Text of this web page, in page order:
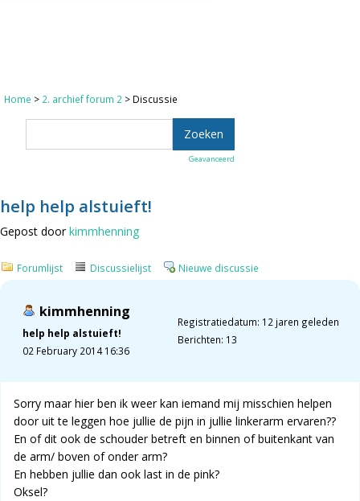
Home > 2. archief forum 2 > Discussie
Geavanceerd
help help alstuieft!
Gepost doorkimmhenning
Forumlijst Discussielijst Nieuwe discussie
kimmhenning
help help alstuieft!
02 February 2014 16:36
Registratiedatum: 12 jaren geleden
Berichten: 13
Sorry maar hier ben ik weer kan iemand mij misschien helpen
door uit te leggen hoe jullie de pijn in jullie linkerarm ervaren??
En of dit ook de schouder betreft en binnen of buitenkant van
de arm/ boven of onder arm?
En hebben jullie dan ook last in de pink?
Oksel?